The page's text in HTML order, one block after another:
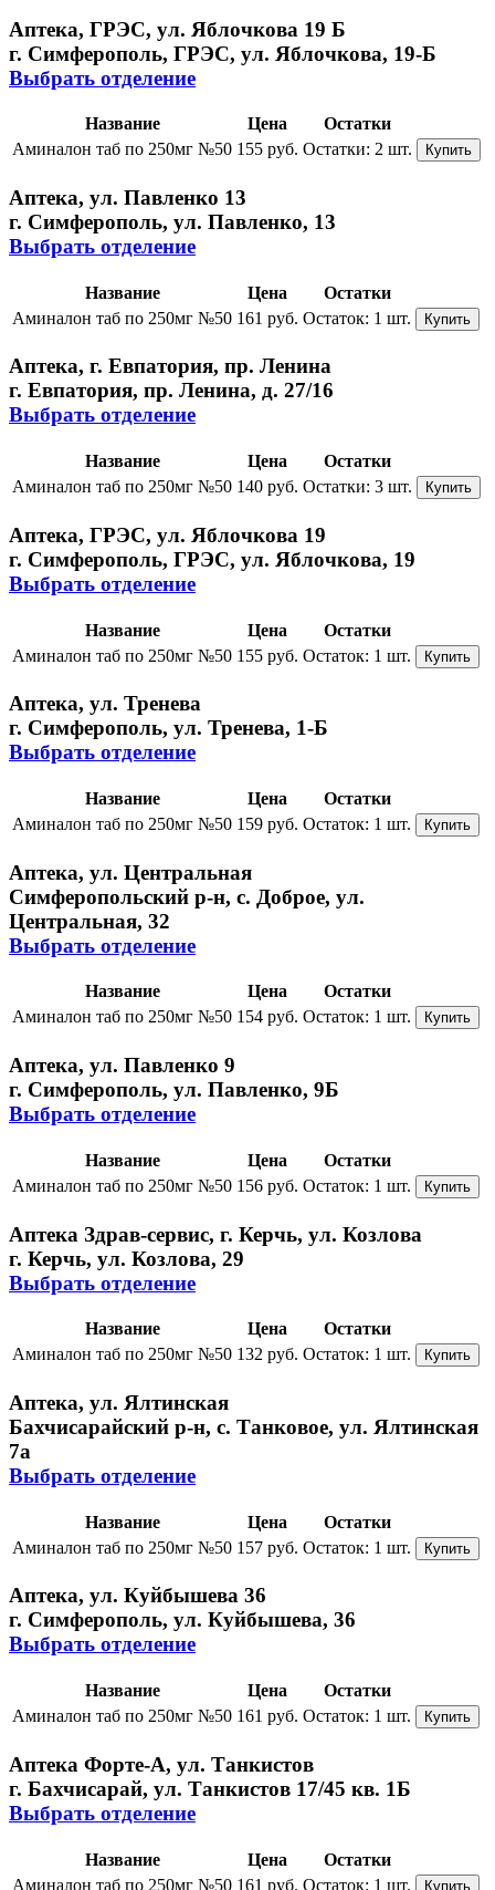
Аптека, ГРЭС, ул. Яблочкова 19 Б
г. Симферополь, ГРЭС, ул. Яблочкова, 19-Б
Выбрать отделение
Название Цена
Остатки
Аминалон таб по 250мг №50 155 руб. Остатки: 2 шт. Купить
Аптека, ул. Павленко 13
г. Симферополь, ул. Павленко, 13
Выбрать отделение
Название Цена
Остатки
Аминалон таб по 250мг №50 161 руб. Остаток: 1 шт. Купить
Аптека, г. Евпатория, пр. Ленина
г. Евпатория, пр. Ленина, д. 27/16
Выбрать отделение
Название Цена
Остатки
Аминалон таб по 250мг №50 140 руб. Остатки: 3 шт. Купить
Аптека, ГРЭС, ул. Яблочкова 19
г. Симферополь, ГРЭС, ул. Яблочкова, 19
Выбрать отделение
Название Цена
Остатки
Аминалон таб по 250мг №50 155 руб. Остаток: 1 шт. Купить
Аптека, ул. Тренева
г. Симферополь, ул. Тренева, 1-Б
Выбрать отделение
Название Цена
Остатки
Аминалон таб по 250мг №50 159 руб. Остаток: 1 шт. Купить
Аптека, ул. Центральная
Симферопольский р-н, с. Доброе, ул.
Центральная, 32
Выбрать отделение
Название Цена
Остатки
Аминалон таб по 250мг №50 154 руб. Остаток: 1 шт. Купить
Аптека, ул. Павленко 9
г. Симферополь, ул. Павленко, 9Б
Выбрать отделение
Название Цена
Остатки
Аминалон таб по 250мг №50 156 руб. Остаток: 1 шт. Купить
Аптека Здрав-сервис, г. Керчь, ул. Козлова
г. Керчь, ул. Козлова, 29
Выбрать отделение
Название Цена
Остатки
Аминалон таб по 250мг №50 132 руб. Остаток: 1 шт. Купить
Аптека, ул. Ялтинская
Бахчисарайский р-н, с. Танковое, ул. Ялтинская
7а
Выбрать отделение
Название Цена
Остатки
Аминалон таб по 250мг №50 157 руб. Остаток: 1 шт. Купить
Аптека, ул. Куйбышева 36
г. Симферополь, ул. Куйбышева, 36
Выбрать отделение
Название Цена
Остатки
Аминалон таб по 250мг №50 161 руб. Остаток: 1 шт. Купить
Аптека Форте-А, ул. Танкистов
г. Бахчисарай, ул. Танкистов 17/45 кв. 1Б
Выбрать отделение
Название Цена
Остатки
Аминалон таб по 250мг №50 161 руб. Остаток: 1 шт. Купить